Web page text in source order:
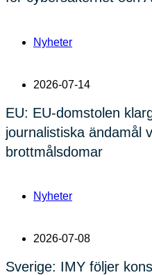
Nyheter
2026-07-14
EU: EU-domstolen
journalistiska ändamål
brottmålsdomar
Nyheter
2026-07-08
Sverige: IMY följer